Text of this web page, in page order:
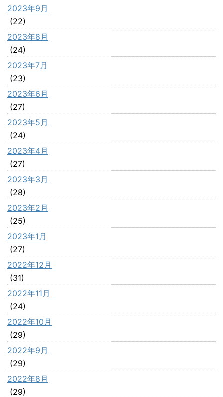
2023年9月
(22)
2023年8月
(24)
2023年7月
(23)
2023年6月
(27)
2023年5月
(24)
2023年4月
(27)
2023年3月
(28)
2023年2月
(25)
2023年1月
(27)
2022年12月
(31)
2022年11月
(24)
2022年10月
(29)
2022年9月
(29)
2022年8月
(29)